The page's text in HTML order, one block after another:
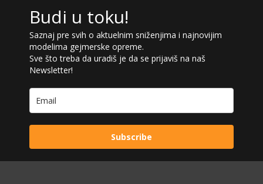
Budi u toku!
Saznaj pre svih o aktuelnim sniženjima i najnovijim
modelima gejmerske opreme.
Sve što treba da uradiš je da se prijaviš na naš
Newsletter!
Subscribe